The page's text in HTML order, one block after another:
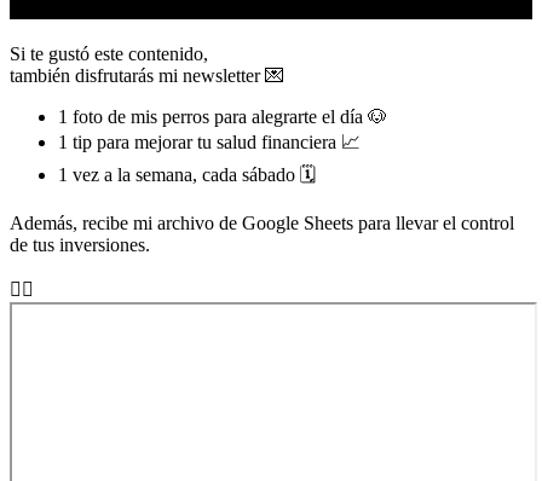
Si te gustó este contenido,
también disfrutarás mi newsletter 💌
1 foto de mis perros para alegrarte el día 🐶
1 tip para mejorar tu salud financiera 📈
1 vez a la semana, cada sábado 🗓
Además, recibe mi archivo de Google Sheets para llevar el control
de tus inversiones.
👇🏼